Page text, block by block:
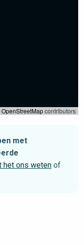
OpenStreetMapcontributors
met
het ons weten of